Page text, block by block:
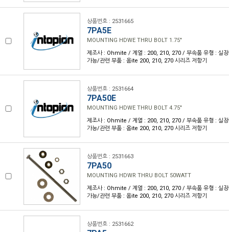
상품번호 : 2531665
7PA5E
MOUNTING HDWE THRU BOLT 1.75"
제조사 : Ohmite / 계열 : 200, 210, 270 / 부속품 유형 : 실
가능/관련 부품 : 옴ite 200, 210, 270 시리즈 저항기
상품번호 : 2531664
7PA50E
MOUNTING HDWE THRU BOLT 4.75"
제조사 : Ohmite / 계열 : 200, 210, 270 / 부속품 유형 : 실
가능/관련 부품 : 옴ite 200, 210, 270 시리즈 저항기
상품번호 : 2531663
7PA50
MOUNTING HDWR THRU BOLT 50WATT
제조사 : Ohmite / 계열 : 200, 210, 270 / 부속품 유형 : 실
가능/관련 부품 : 옴ite 200, 210, 270 시리즈 저항기
상품번호 : 2531662